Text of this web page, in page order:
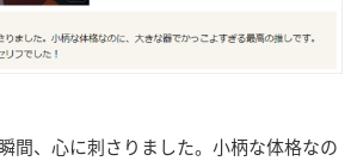
間、心に刺さりました。小柄な体格なの